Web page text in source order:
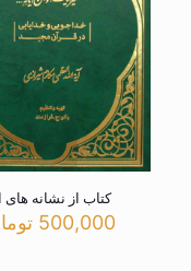
کتاب از نشانه های
500,000